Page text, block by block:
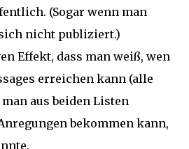
(Sogar wenn man
nicht publiziert.)
Effekt, dass man weiß, wen
erreichen kann (alle
aus beiden Listen
bekommen kann,